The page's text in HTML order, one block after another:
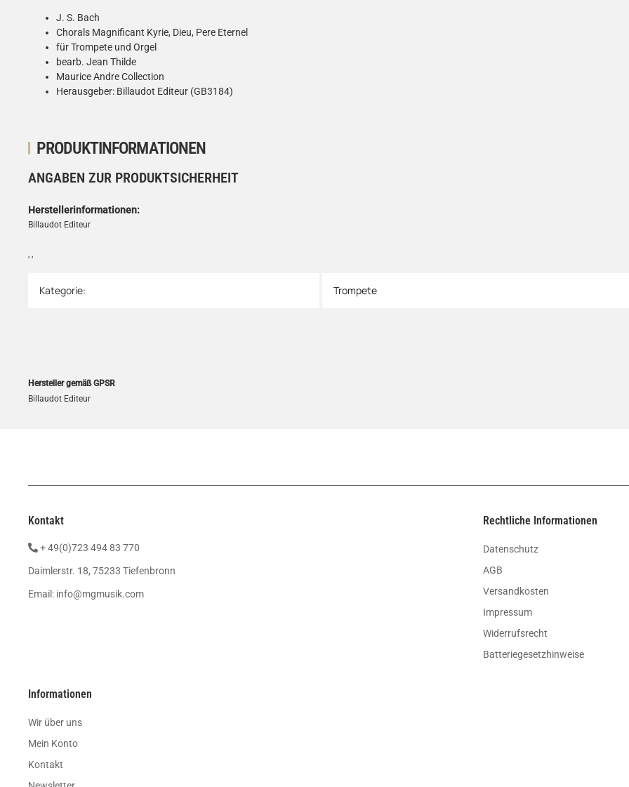
PRODUKTINFORMATIONEN
ANGABEN ZUR PRODUKTSICHERHEIT
Herstellerinformationen:
Billaudot Editeur
Produkteigenschaft
Wert
Kategorie: Trompete
J. S. Bach
Chorals Magnificant Kyrie, Dieu, Pere Eternel
für Trompete und Orgel
bearb. Jean Thilde
Maurice Andre Collection
Herausgeber: Billaudot Editeur (GB3184)
Hersteller gemäß GPSR
Billaudot Editeur
Kontakt
+ 49(0)723 494 83 770
Daimlerstr. 18, 75233 Tiefenbronn
Email: info@mgmusik.com
Rechtliche Informationen
Datenschutz
AGB
Versandkosten
Impressum
Widerrufsrecht
Batteriegesetzhinweise
Informationen
Wir über uns
Mein Konto
Kontakt